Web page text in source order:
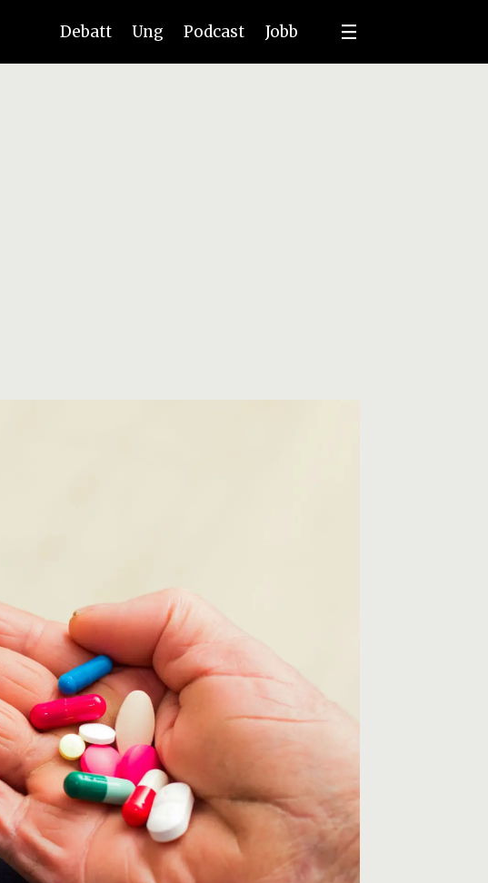
Debatt Ung Podcast Jobb